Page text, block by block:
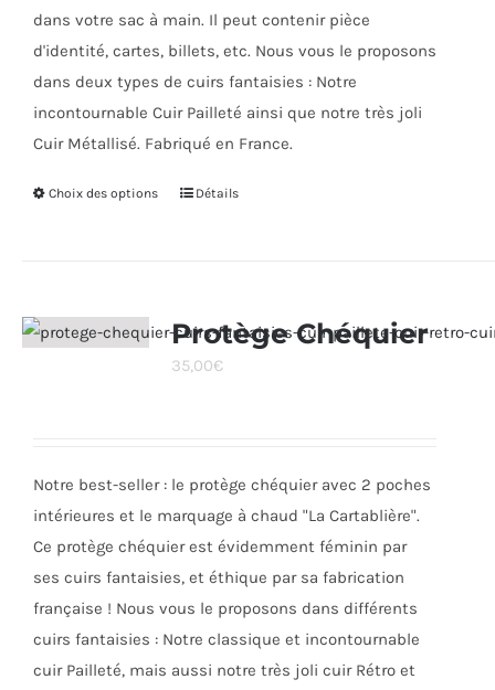
dans votre sac à main. Il peut contenir pièce
d'identité, cartes, billets, etc. Nous vous le proposons
dans deux types de cuirs fantaisies : Notre
incontournable Cuir Pailleté ainsi que notre très joli
Cuir Métallisé. Fabriqué en France.
Choix des options
Ce
variations.
Les
choisies
page
produit
Détails
Protège Chéquier
35,00€
Notre best-seller : le protège chéquier avec 2 poches
intérieures et le marquage à chaud "La Cartablière".
Ce protège chéquier est évidemment féminin par
ses cuirs fantaisies, et éthique par sa fabrication
française ! Nous vous le proposons dans différents
cuirs fantaisies : Notre classique et incontournable
cuir Pailleté, mais aussi notre très joli cuir Rétro et